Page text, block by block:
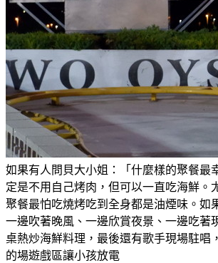
如果有人問貝大小姐：「什麼樣的聚餐最
定是不用自己烤肉，但可以一直吃海鮮。
聚餐最怕吃燒烤吃到全身都是油煙味。如
一邊吹著晚風、一邊欣賞夜景、一邊吃著
桌熱炒海鮮料理，最後還有歌手現場駐唱
的場遊戲區讓小孩放電